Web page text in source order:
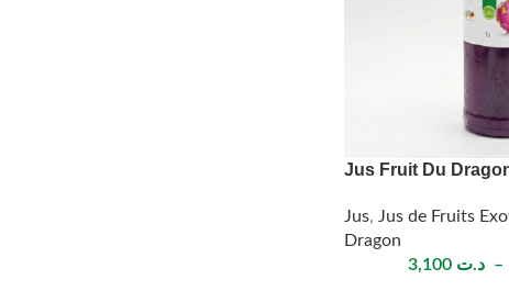
Jus Fruit Du
Jus, Jus de Fruits
Dragon
د.ت 3,100 –